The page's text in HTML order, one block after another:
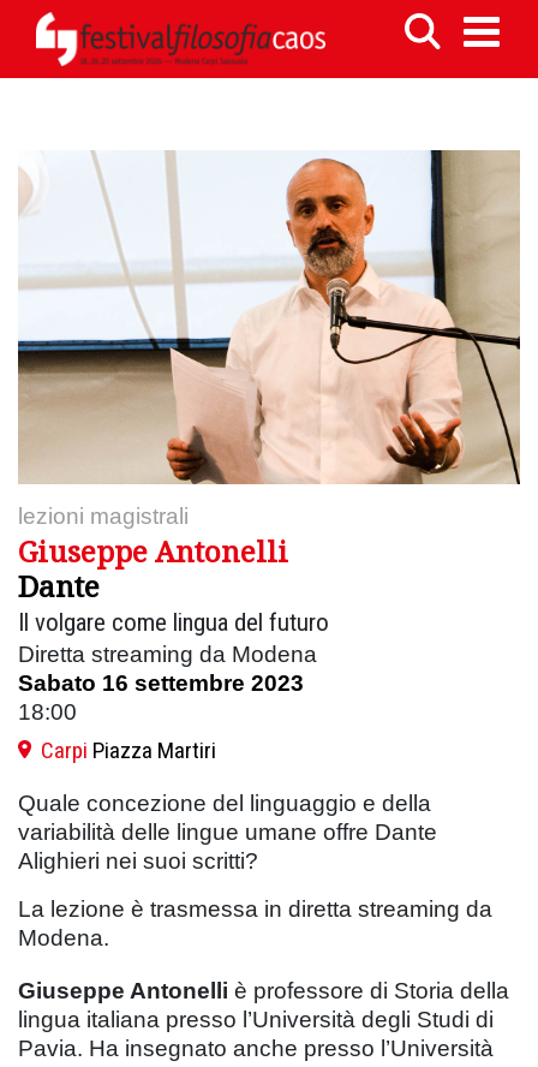
lezioni magistrali
Giuseppe Antonelli
Dante
Il volgare come lingua del futuro
Diretta streaming da Modena
Sabato 16 settembre 2023
18:00
Carpi Piazza Martiri
Quale concezione del linguaggio e della
variabilità delle lingue umane offre Dante
Alighieri nei suoi scritti?
La lezione è trasmessa in diretta streaming da
Modena.
Giuseppe Antonelli è professore di Storia della
lingua italiana presso l’Università degli Studi di
Pavia. Ha insegnato anche presso l’Università